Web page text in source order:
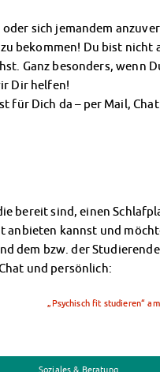
sich jemandem
bekommen! Du bist nicht
Ganz besonders, wenn
Dir helfen!
für Dich da – per Mail,
bereit sind, einen
anbieten kannst und
dem bzw. der
und persönlich:
„Psychisch fit studieren“
Soziales & Beratung